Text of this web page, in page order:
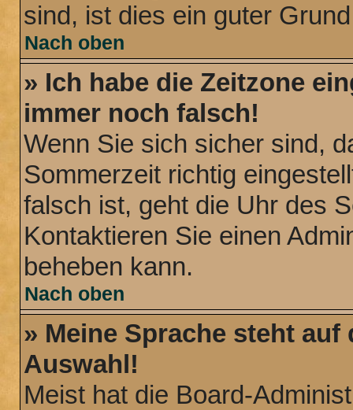
sind, ist dies ein guter
Nach oben
» Ich habe die Zeitzone
immer noch falsch!
Wenn Sie sich sicher sind,
Sommerzeit richtig
falsch ist, geht die Uhr des
Kontaktieren Sie einen
beheben kann.
Nach oben
» Meine Sprache steht
Auswahl!
Meist hat die Board-